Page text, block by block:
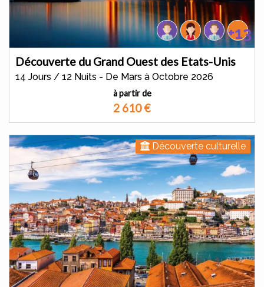
+13
Découverte du Grand Ouest des Etats-Unis
14 Jours / 12 Nuits - De Mars à Octobre 2026
à partir de
2 610€
Découverte culturelle